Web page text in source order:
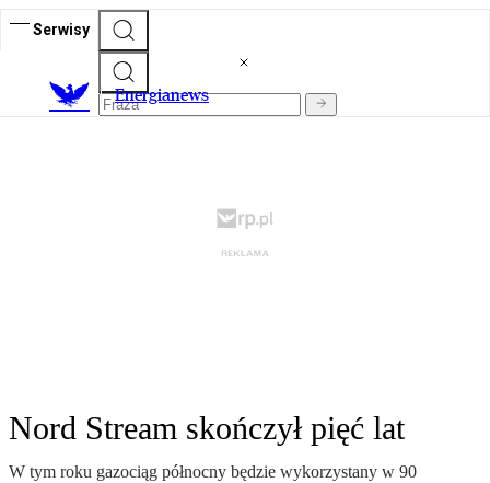
Serwisy
Energianews
Nord Stream skończył pięć lat
W tym roku gazociąg północny będzie wykorzystany w 90